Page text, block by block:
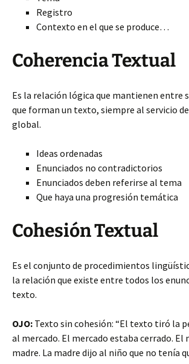
Registro
Contexto en el que se produce…
Coherencia Textual
Es la relación lógica que mantienen entre
que forman un texto, siempre al servicio
global.
Ideas ordenadas
Enunciados no contradictorios
Enunciados deben referirse al tema
Que haya una progresión temática
Cohesión Textual
Es el conjunto de procedimientos
la relación que existe entre todos los
texto.
OJO: Texto sin cohesión: “El texto tiró la
al mercado. El mercado estaba cerrado. El
madre. La madre dijo al niño que no tenía